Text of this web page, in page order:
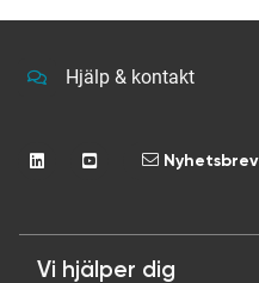
Hjälp & kontakt
Nyhetsbrev
Vi hjälper dig